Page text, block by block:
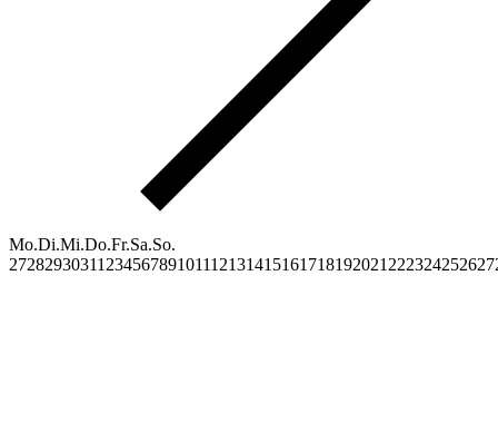
Mo.Di.Mi.Do.Fr.Sa.So.
27282930311 23456789101112131415161718192021 222324252627